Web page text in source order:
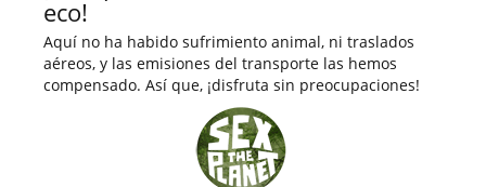
eco!
Aquí no ha habido sufrimiento animal, ni traslados
aéreos, y las emisiones del transporte las hemos
compensado. Así que, ¡disfruta sin preocupaciones!